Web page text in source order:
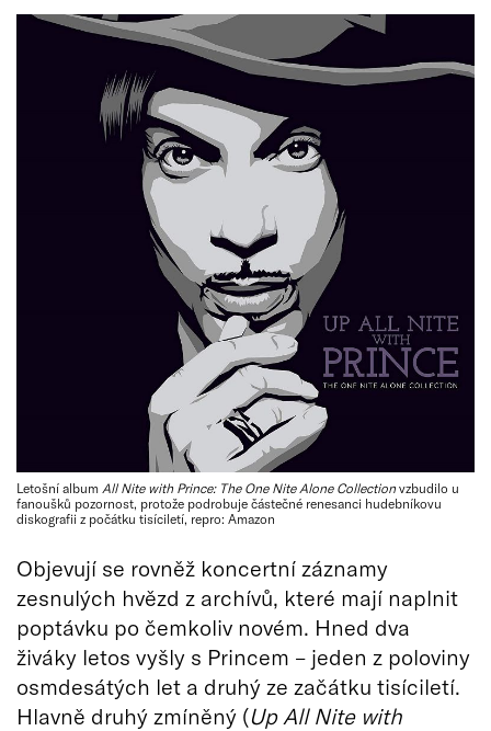
Letošní album All Nite with Prince: The One Nite Alone Collection vzbudilo u
fanoušků pozornost, protože podrobuje částečné renesanci hudebníkovu
diskografii z počátku tisíciletí, repro: Amazon
Objevují se rovněž koncertní záznamy
zesnulých hvězd z archívů, které mají naplnit
poptávku po čemkoliv novém. Hned dva
živáky letos vyšly s Princem – jeden z poloviny
osmdesátých let a druhý ze začátku tisíciletí.
Hlavně druhý zmíněný (Up All Nite with